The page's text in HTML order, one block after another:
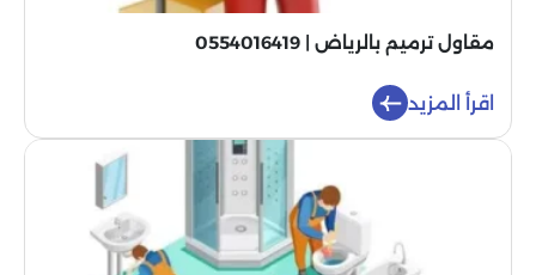
مقاول ترميم بالرياض | 0554016419
اقرأ المزيد